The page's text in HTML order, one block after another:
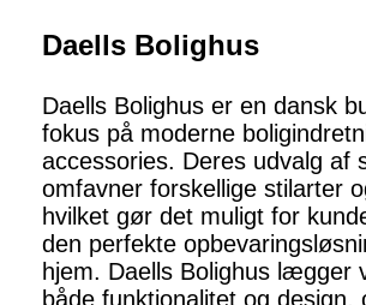
Daells Bolighus
Daells Bolighus er en dansk
fokus på moderne
accessories. Deres udvalg af
omfavner forskellige stilarter
hvilket gør det muligt for
den perfekte
hjem. Daells Bolighus lægger
både funktionalitet og design,